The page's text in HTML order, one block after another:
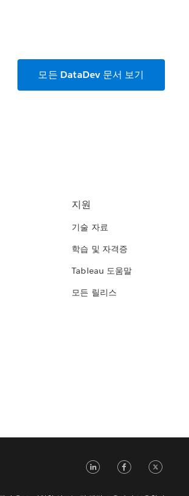
모든 DataDev 문서 보기
지원
기술 자료
학습 및 자격증
Tableau 도움말
모든 릴리스
LinkedIn